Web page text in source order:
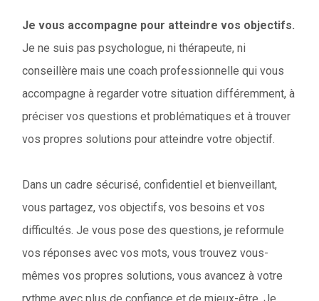
Je vous accompagne pour atteindre vos objectifs.
Je ne suis pas psychologue, ni thérapeute, ni
conseillère mais une coach professionnelle qui vous
accompagne à regarder votre situation différemment, à
préciser vos questions et problématiques et à trouver
vos propres solutions pour atteindre votre objectif.
Dans un cadre sécurisé, confidentiel et bienveillant,
vous partagez, vos objectifs, vos besoins et vos
difficultés. Je vous pose des questions, je reformule
vos réponses avec vos mots, vous trouvez vous-
mêmes vos propres solutions, vous avancez à votre